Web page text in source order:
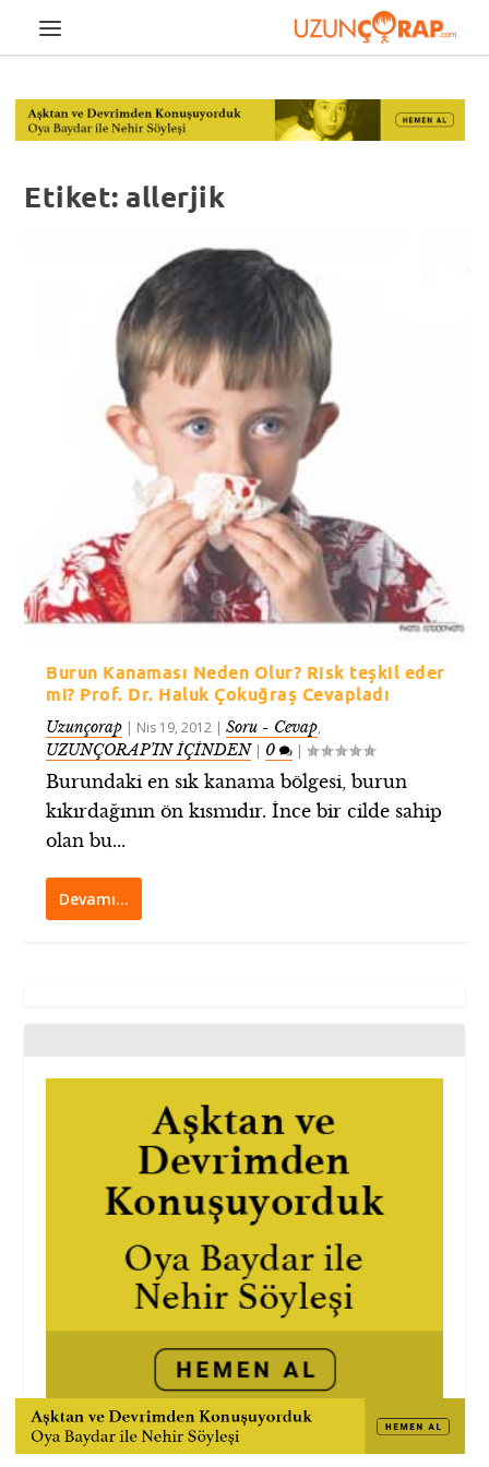
Etiket: allerjik
Burun Kanaması Neden Olur? Risk teşkil eder
mi? Prof. Dr. Haluk Çokuğraş Cevapladı
Uzunçorap | Nis 19, 2012 |Soru - Cevap,
UZUNÇORAP’IN İÇİNDEN| 0 |
Burundaki en sık kanama bölgesi, burun
kıkırdağının ön kısmıdır. İnce bir cilde sahip
olan bu...
Devamı…